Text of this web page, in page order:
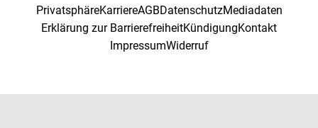
PrivatsphäreKarriereAGBDatenschutzMediadaten
Erklärung zur BarrierefreiheitKündigungKontakt
ImpressumWiderruf